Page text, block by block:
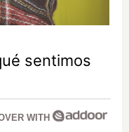
sentimos
WITH